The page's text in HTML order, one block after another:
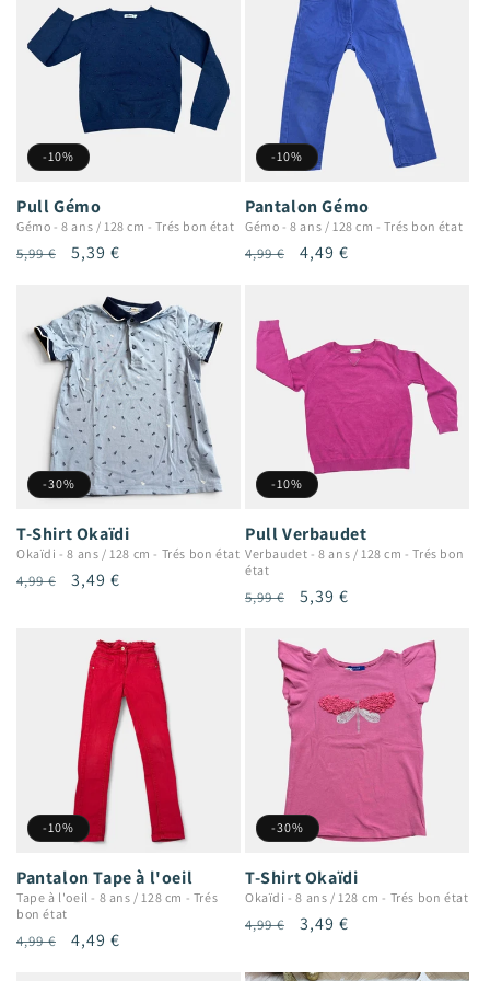
-10%
Pull Gémo
Gémo -8 ans / 128 cm -Trés bon état
Prix
5,99 €
Prix
5,39 €
-10%
Pantalon Gémo
Gémo -8 ans / 128 cm -Trés bon état
Prix
4,99 €
Prix
4,49 €
-30%
T-Shirt Okaïdi
Okaïdi -8 ans / 128 cm - Trés bon état
Prix
4,99 €
Prix
3,49 €
-10%
Pull Verbaudet
Verbaudet -8 ans / 128 cm -Trés bon
état
Prix
5,99 €
Prix
5,39 €
-10%
Pantalon Tape à l'oeil
Tape à l'oeil - 8 ans / 128 cm - Trés
bon état
Prix
4,99 €
Prix
4,49 €
-30%
T-Shirt Okaïdi
Okaïdi -8 ans / 128 cm - Trés bon état
Prix
4,99 €
Prix
3,49 €